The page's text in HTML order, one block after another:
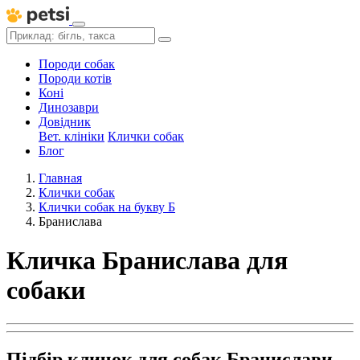
Породи собак
Породи котів
Коні
Динозаври
Довідник
Вет. клініки Клички собак
Блог
Главная
Клички собак
Клички собак на букву Б
Бранислава
Кличка Бранислава для
собаки